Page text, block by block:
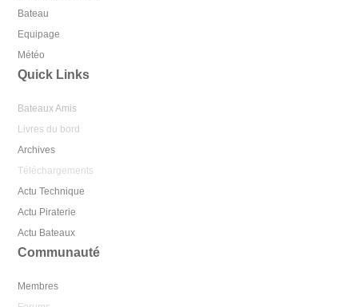
Bateau
Equipage
Météo
Quick Links
Bateaux Amis
Livres du bord
Archives
Téléchargements
Actu Technique
Actu Piraterie
Actu Bateaux
Communauté
Membres